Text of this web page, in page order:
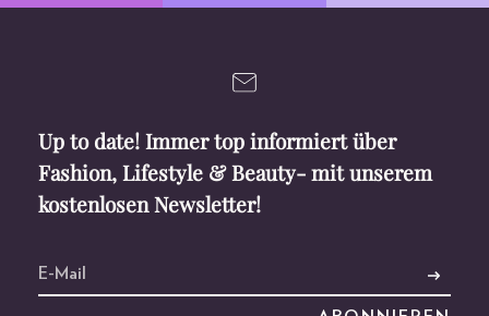
Up to date! Immer top informiert über
Fashion, Lifestyle & Beauty- mit unserem
kostenlosen Newsletter!